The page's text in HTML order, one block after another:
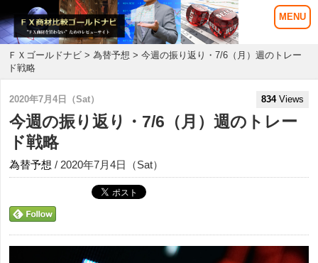
ＦＸゴールドナビ >為替予想 > 今週の振り返り・7/6（月）週のトレー
ド戦略
2020年7月4日（Sat） 834Views
今週の振り返り・7/6（月）週のトレー
ド戦略
為替予想 / 2020年7月4日（Sat）